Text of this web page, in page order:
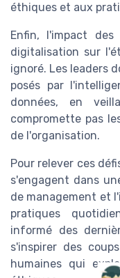
éthiques et aux
Enfin, l'impact
digitalisation sur
ignoré. Les leaders
posés par
données, en
compromette pas
de l'organisation.
Pour relever ces
s'engagent dans
de management et
pratiques
informé des
s'inspirer des
humaines qui